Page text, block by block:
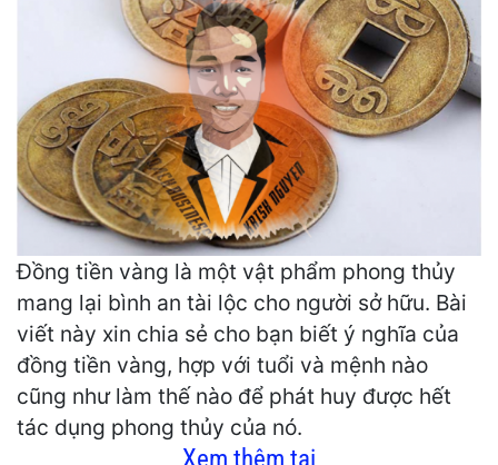
Đồng tiền vàng là một vật phẩm phong thủy
mang lại bình an tài lộc cho người sở hữu. Bài
viết này xin chia sẻ cho bạn biết ý nghĩa của
đồng tiền vàng, hợp với tuổi và mệnh nào
cũng như làm thế nào để phát huy được hết
tác dụng phong thủy của nó.
Xem thêm tại